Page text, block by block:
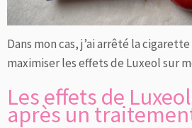
Dans mon cas, j’ai arrêté la
maximiser les effets de Luxeol sur
Les effets de
après un